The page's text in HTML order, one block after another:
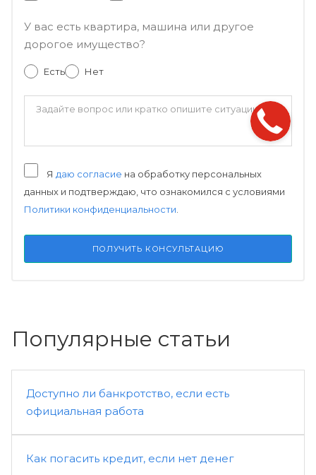
У вас есть квартира, машина или другое
дорогое имущество?
Есть Нет
Я даю согласие на обработку персональных
данных и подтверждаю, что ознакомился с условиями
Политики конфиденциальности
ПОЛУЧИТЬ КОНСУЛЬТАЦИЮ
Популярные статьи
Доступно ли банкротство, если есть
официальная работа
Как погасить кредит, если нет денег